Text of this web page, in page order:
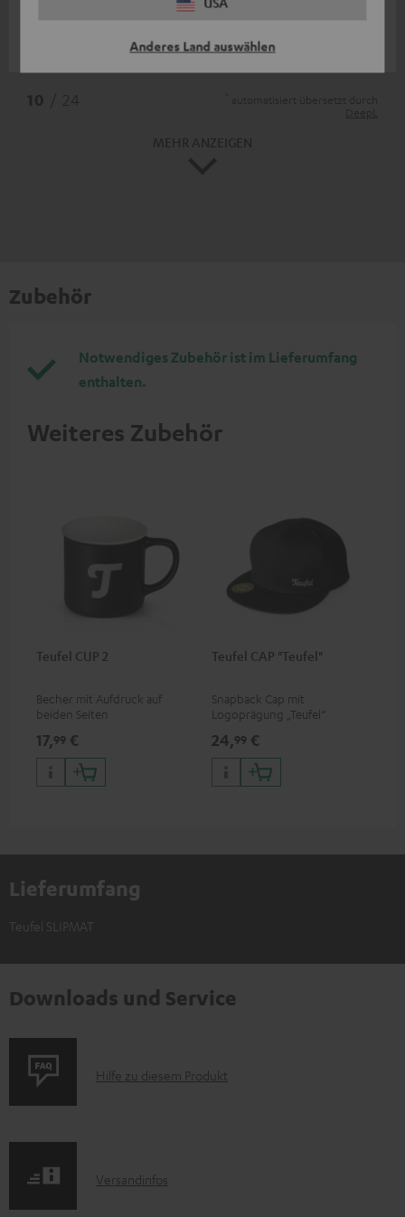
Anderes Land auswählen
Passgenau und optisch wirkungsvoll.
Zubehör
Notwendiges Zubehör ist im Lieferumfang
enthalten.
Weiteres Zubehör
Teufel CUP 2
Becher mit Aufdruck auf
beiden Seiten
17,99 €
Teufel CAP "Teufel"
Snapback Cap mit
Logoprägung „Teufel“
24,99 €
Lieferumfang
Teufel SLIPMAT
Downloads und Service
P
u
Hilfe zu diesem Produkt
IVersandinfos